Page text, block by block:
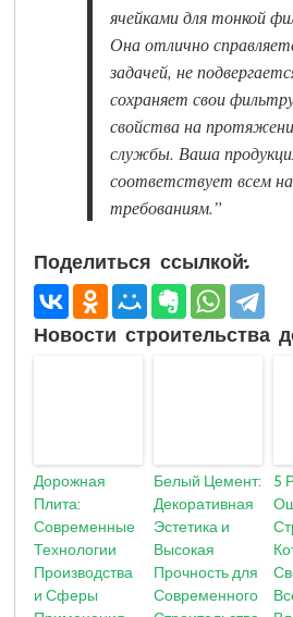
ячейками для тонкой
Она отлично
задачей, не
сохраняет свои
свойства на
службы. Ваша
соответствует всем
требованиям.”
Поделиться ссылкой:
Новости строительства
Дорожная
Плита:
Современные
Технологии
Производства
и Сферы
Белый Цемент:
Декоративная
Эстетика и
Высокая
Прочность для
Современного
5